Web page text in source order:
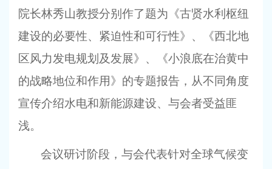
院长林秀山教授分别作了题为《古贤水利枢纽
建设的必要性、紧迫性和可行性》、《西北地
区风力发电规划及发展》、《小浪底在治黄中
的战略地位和作用》的专题报告，从不同角度
宣传介绍水电和新能源建设、与会者受益匪
浅。
会议研讨阶段，与会代表针对全球气候变